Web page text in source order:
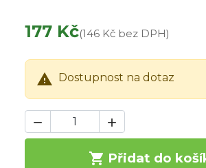
177 Kč(146 Kč bez DPH)
 Dostupnost na dotaz
 
 Přidat do